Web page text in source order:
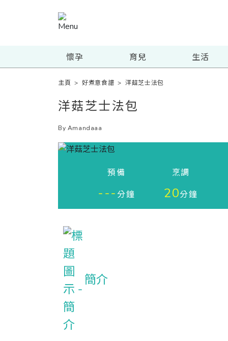
懷孕 育兒 生活
主頁 >好煮意食譜 >洋菇芝士法包
洋菇芝士法包
By Amandaaa
預備
---分鐘
烹調
20分鐘
簡介